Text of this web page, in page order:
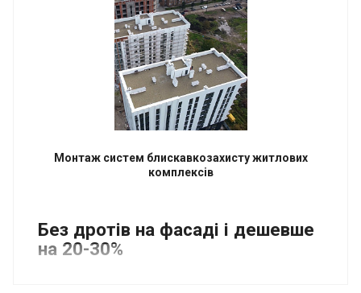
Монтаж систем блискавкозахисту житлових
комплексів
Без дротів на фасаді і дешевше
на 20-30%